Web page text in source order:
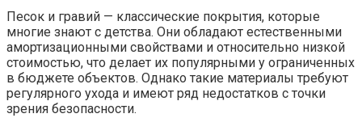
Песок и гравий — классические покрытия, которые
многие знают с детства. Они обладают естественными
амортизационными свойствами и относительно низкой
стоимостью, что делает их популярными у ограниченных
в бюджете объектов. Однако такие материалы требуют
регулярного ухода и имеют ряд недостатков с точки
зрения безопасности.